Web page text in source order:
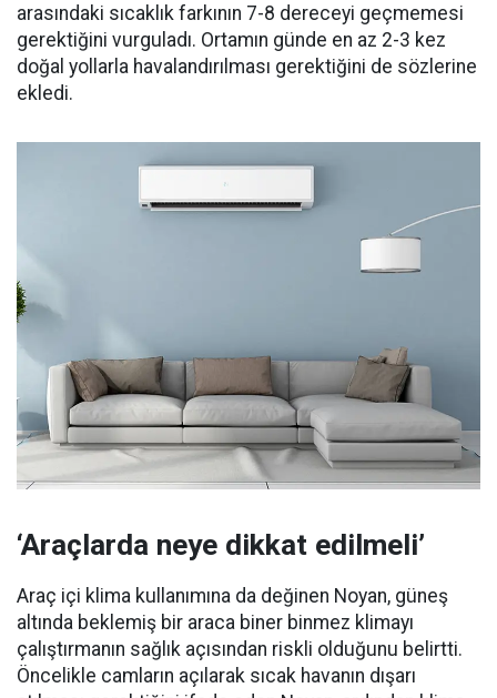
arasındaki sıcaklık farkının 7-8 dereceyi geçmemesi
gerektiğini vurguladı. Ortamın günde en az 2-3 kez
doğal yollarla havalandırılması gerektiğini de sözlerine
ekledi.
‘Araçlarda neye dikkat edilmeli’
Araç içi klima kullanımına da değinen Noyan, güneş
altında beklemiş bir araca biner binmez klimayı
çalıştırmanın sağlık açısından riskli olduğunu belirtti.
Öncelikle camların açılarak sıcak havanın dışarı